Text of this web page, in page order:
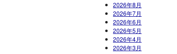
2026年8月
2026年7月
2026年6月
2026年5月
2026年4月
2026年3月